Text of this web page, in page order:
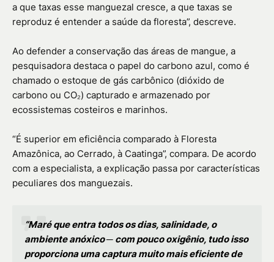
a que taxas esse manguezal cresce, a que taxas se
reproduz é entender a saúde da floresta”, descreve.
Ao defender a conservação das áreas de mangue, a
pesquisadora destaca o papel do carbono azul, como é
chamado o estoque de gás carbônico (dióxido de
carbono ou CO₂) capturado e armazenado por
ecossistemas costeiros e marinhos.
“É superior em eficiência comparado à Floresta
Amazônica, ao Cerrado, à Caatinga”, compara. De acordo
com a especialista, a explicação passa por características
peculiares dos manguezais.
“Maré que entra todos os dias, salinidade, o
ambiente anóxico ─ com pouco oxigênio, tudo isso
proporciona uma captura muito mais eficiente de